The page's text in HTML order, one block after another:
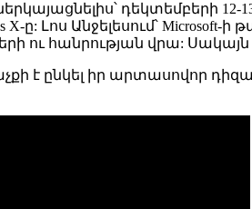
դեկտեմբերի
X-ը: Լոս Անջելեսում՝
ու հանրության վրա:
է ընկել իր արտասովոր